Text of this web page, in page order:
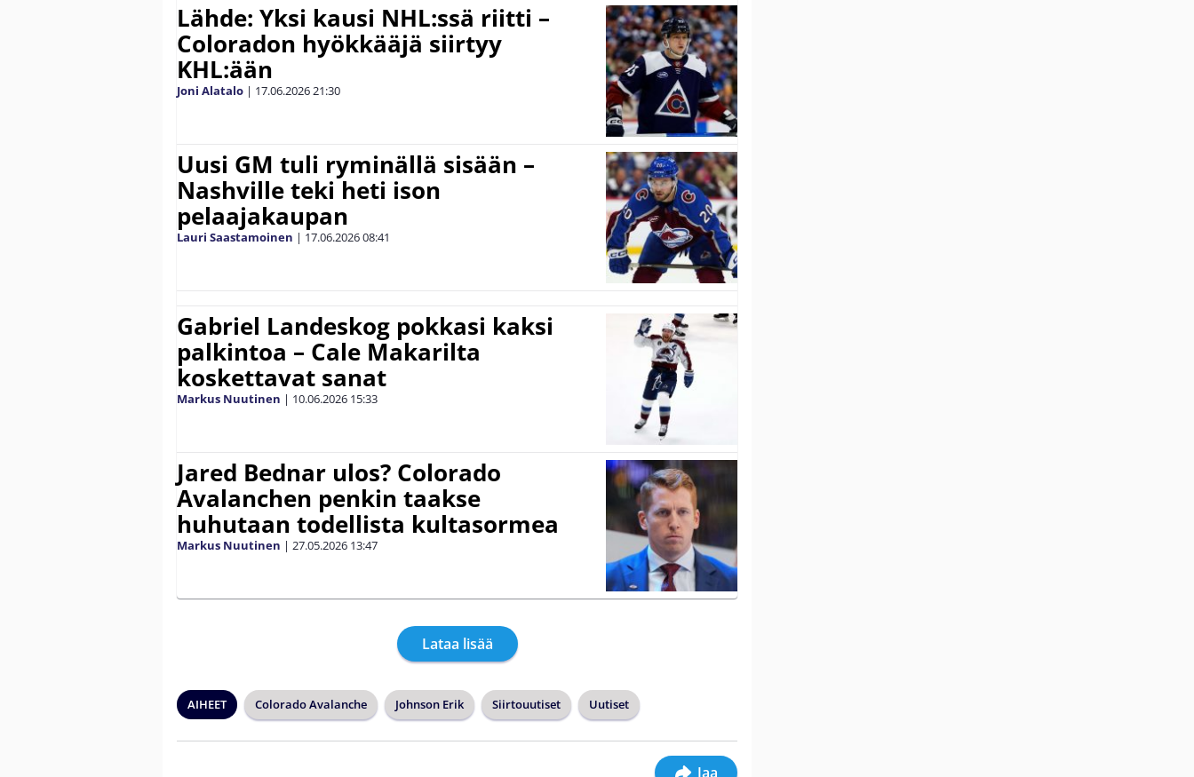
Lähde: Yksi kausi NHL:ssä riitti –
Coloradon hyökkääjä siirtyy
KHL:ään
Joni Alatalo | 17.06.202621:30
Uusi GM tuli ryminällä sisään –
Nashville teki heti ison
pelaajakaupan
Lauri Saastamoinen | 17.06.202608:41
Gabriel Landeskog pokkasi kaksi
palkintoa – Cale Makarilta
koskettavat sanat
Markus Nuutinen | 10.06.2026 15:33
Jared Bednar ulos? Colorado
Avalanchen penkin taakse
huhutaan todellista kultasormea
Markus Nuutinen | 27.05.2026 13:47
Lataa lisää
AIHEET Colorado Avalanche Johnson Erik Siirtouutiset Uutiset
Jaa